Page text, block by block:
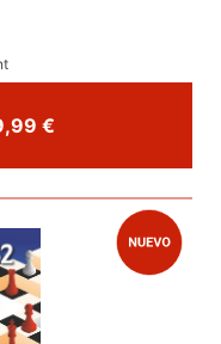
Comprar por 49,99 €